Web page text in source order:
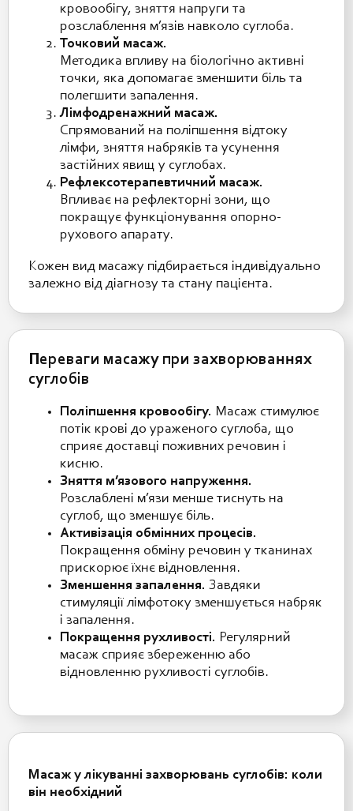
кровообігу, зняття напруги та
розслаблення м’язів навколо суглоба.
Точковий масаж.
Методика впливу на біологічно активні
точки, яка допомагає зменшити біль та
полегшити запалення.
Лімфодренажний масаж.
Спрямований на поліпшення відтоку
лімфи, зняття набряків та усунення
застійних явищ у суглобах.
Рефлексотерапевтичний масаж.
Впливає на рефлекторні зони, що
покращує функціонування опорно-
рухового апарату.
Кожен вид масажу підбирається індивідуально
залежно від діагнозу та стану пацієнта.
Переваги масажу при захворюваннях
суглобів
Поліпшення кровообігу. Масаж стимулює
потік крові до ураженого суглоба, що
сприяє доставці поживних речовин і
кисню.
Зняття м’язового напруження.
Розслаблені м’язи менше тиснуть на
суглоб, що зменшує біль.
Активізація обмінних процесів.
Покращення обміну речовин у тканинах
прискорює їхнє відновлення.
Зменшення запалення. Завдяки
стимуляції лімфотоку зменшується набряк
і запалення.
Покращення рухливості. Регулярний
масаж сприяє збереженню або
відновленню рухливості суглобів.
Масаж у лікуванні захворювань суглобів: коли
він необхідний